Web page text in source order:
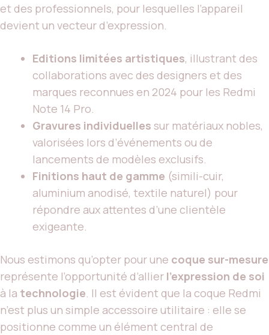
et des professionnels, pour lesquelles l’appareil
devient un vecteur d’expression.
Editions limitées artistiques, illustrant des
collaborations avec des designers et des
marques reconnues en 2024 pour les Redmi
Note 14 Pro.
Gravures individuelles sur matériaux nobles,
valorisées lors d’événements ou de
lancements de modèles exclusifs.
Finitions haut de gamme (simili-cuir,
aluminium anodisé, textile naturel) pour
répondre aux attentes d’une clientèle
exigeante.
Nous estimons qu’opter pour une coque sur-mesure
représente l’opportunité d’allier l’expression de soi
à la technologie . Il est évident que la coque Redmi
n’est plus un simple accessoire utilitaire : elle se
positionne comme un élément central de